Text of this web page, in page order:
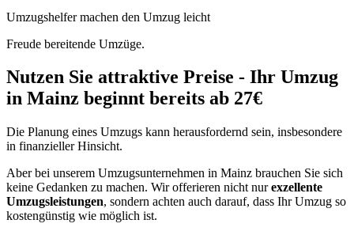
Umzugshelfer machen den Umzug leicht
Freude bereitende Umzüge.
Nutzen Sie attraktive Preise - Ihr Umzug
in Mainz beginnt bereits ab 27€
Die Planung eines Umzugs kann herausfordernd sein, insbesondere
in finanzieller Hinsicht.
Aber bei unserem Umzugsunternehmen in Mainz brauchen Sie sich
keine Gedanken zu machen. Wir offerieren nicht nurexzellente
Umzugsleistungen, sondern achten auch darauf, dass Ihr Umzug so
kostengünstig wie möglich ist.